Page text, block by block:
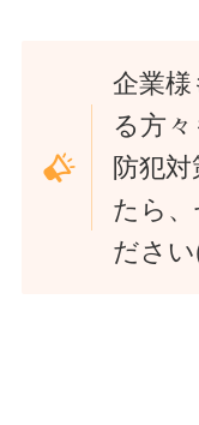
企業
る方々
防犯
たら
ださい